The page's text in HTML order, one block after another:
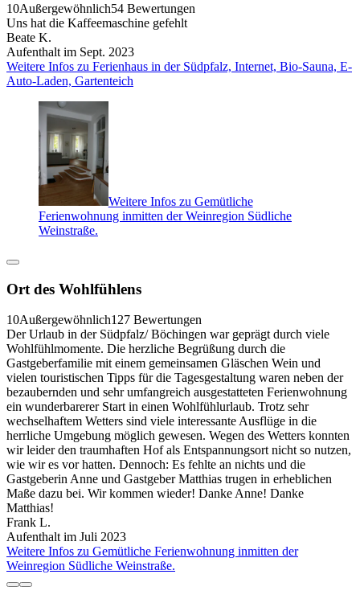
10Außergewöhnlich54 Bewertungen
Uns hat die Kaffeemaschine gefehlt
Beate K.
Aufenthalt im Sept. 2023
Weitere Infos zu Ferienhaus in der Südpfalz, Internet, Bio-Sauna, E-
Auto-Laden, Gartenteich
Weitere Infos zu Gemütliche
Ferienwohnung inmitten der Weinregion Südliche
Weinstraße.
Ort des Wohlfühlens
10Außergewöhnlich127 Bewertungen
Der Urlaub in der Südpfalz/ Böchingen war geprägt durch viele
Wohlfühlmomente. Die herzliche Begrüßung durch die
Gastgeberfamilie mit einem gemeinsamen Gläschen Wein und
vielen touristischen Tipps für die Tagesgestaltung waren neben der
bezaubernden und sehr umfangreich ausgestatteten Ferienwohnung
ein wunderbarerer Start in einen Wohlfühlurlaub. Trotz sehr
wechselhaftem Wetters sind viele interessante Ausflüge in die
herrliche Umgebung möglich gewesen. Wegen des Wetters konnten
wir leider den traumhaften Hof als Entspannungsort nicht so nutzen,
wie wir es vor hatten. Dennoch: Es fehlte an nichts und die
Gastgeberin Anne und Gastgeber Matthias trugen in erheblichen
Maße dazu bei. Wir kommen wieder! Danke Anne! Danke
Matthias!
Frank L.
Aufenthalt im Juli 2023
Weitere Infos zu Gemütliche Ferienwohnung inmitten der
Weinregion Südliche Weinstraße.